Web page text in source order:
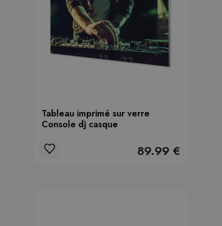
Tableau imprimé sur verre
Console dj casque
89.99 €